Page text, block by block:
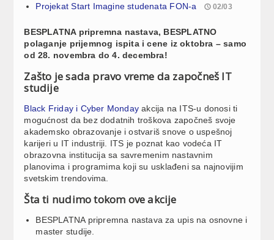
Projekat Start Imagine studenata FON-a 02/03
BESPLATNA pripremna nastava, BESPLATNO
polaganje prijemnog ispita i cene iz oktobra – samo
od 28. novembra do 4. decembra!
Zašto je sada pravo vreme da započneš IT
studije
Black Friday i Cyber Monday akcija na ITS-u donosi ti
mogućnost da bez dodatnih troškova započneš svoje
akademsko obrazovanje i ostvariš snove o uspešnoj
karijeri u IT industriji. ITS je poznat kao vodeća IT
obrazovna institucija sa savremenim nastavnim
planovima i programima koji su usklađeni sa najnovijim
svetskim trendovima.
Šta ti nudimo tokom ove akcije
BESPLATNA pripremna nastava za upis na osnovne i
master studije.